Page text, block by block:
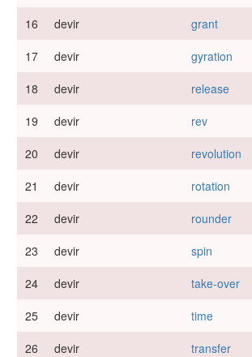
16
devir
grant
17
devir
gyration
18
devir
release
19
devir
rev
20
devir
revolution
21
devir
rotation
22
devir
rounder
23
devir
spin
24
devir
take-over
25
devir
time
26
devir
transfer